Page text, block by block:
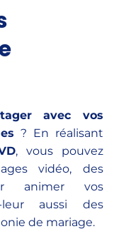
avec vos
? En réalisant
, vous pouvez
vidéo, des
animer vos
leur aussi des
de mariage.